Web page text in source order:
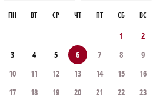
ПН ВТ СР ЧТ ПТ СБ ВС
1
2
3
4 5 6 7 8
9
10
11 12 13 14 15
16
17
18 19 20 21 22
23